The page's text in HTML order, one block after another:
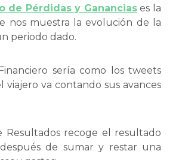
de Pérdidas y Gananciases la
nos muestra la evolución de la
periodo dado.
sería como los tweets
viajero va contando sus avances
Resultados recoge el resultado
de sumar y restar una